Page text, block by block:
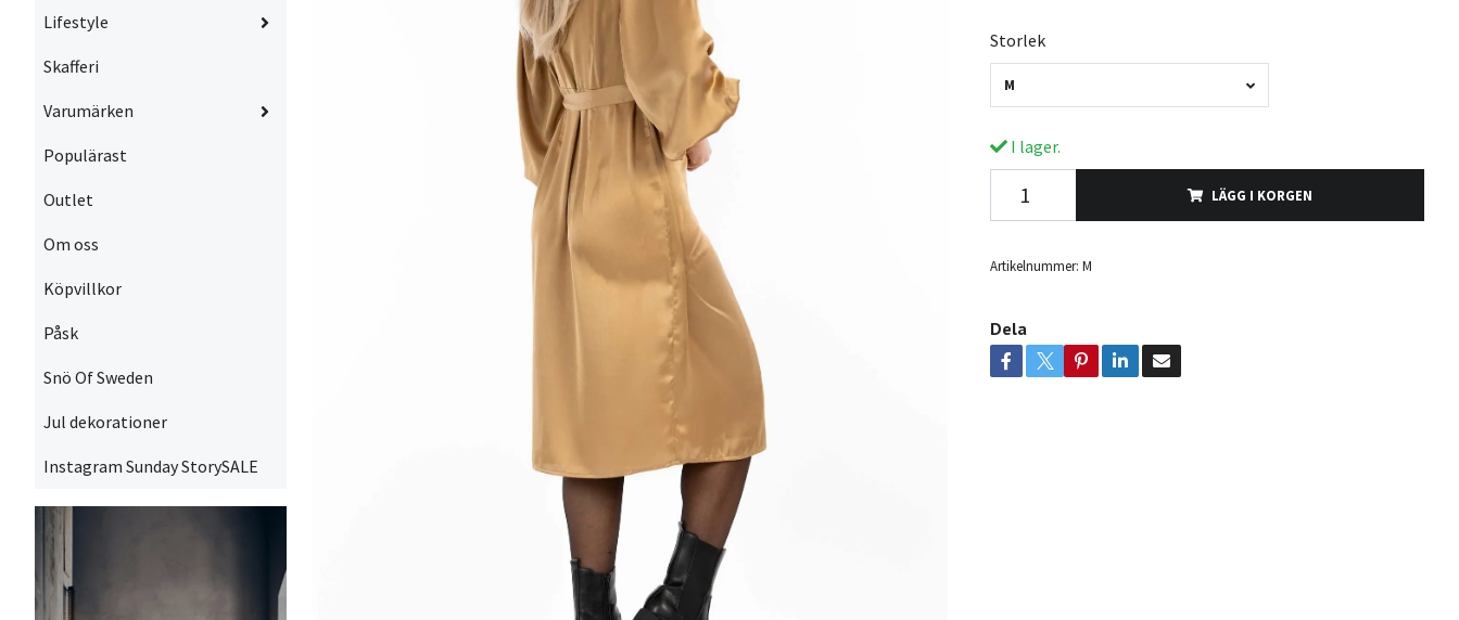
Lifestyle
Skafferi
Varumärken
Populärast
Outlet
Om oss
Köpvillkor
Påsk
Snö Of Sweden
Jul dekorationer
Instagram Sunday StorySALE
Storlek
M
I lager.
LÄGG I KORGEN
Artikelnummer: M
Dela